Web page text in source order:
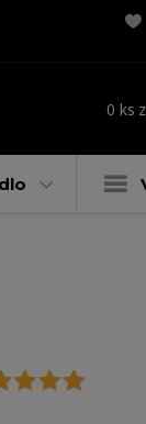
0 ks